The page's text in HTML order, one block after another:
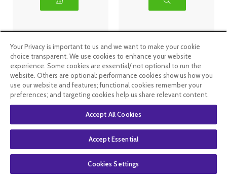
Multivitamines
boîte de 30
énergie force
9 - 20
Your Privacy is important to us and we want to make your cookie
choice transparent. We use cookies to enhance your website
experience. Some cookies are essential/ not optional to run the
website. Others are optional: performance cookies show us how you
use our website and features; functional cookies remember your
preferences; and targeting cookies help us share relevant content.
Accept All Cookies
Accept Essential
Cookies Settings